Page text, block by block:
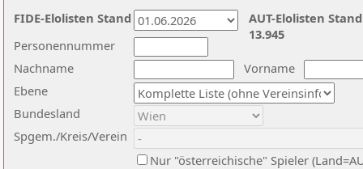
Nachname
Vorname
Ebene
Personennummer
Bundesland
Spgem./Kreis/Verein
Nur "österreichische" Spieler
AUT-Elolisten
13.945
FIDE-Elolisten Stand